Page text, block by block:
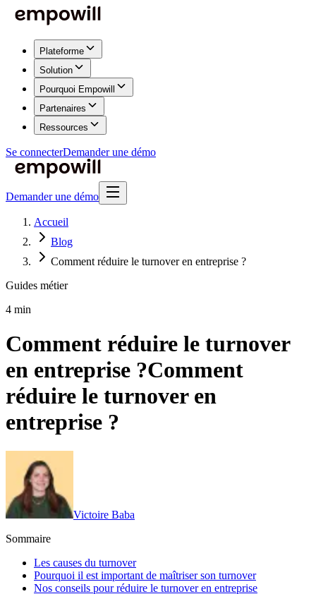
Plateforme
Solution
Pourquoi Empowill
Partenaires
Ressources
Se connecterDemander une démo
Demander une démo
Accueil
Blog
Comment réduire le turnover en entreprise ?
Guides métier
4 min
Comment réduire le turnover
en entreprise ?Comment
réduire le turnover en
entreprise ?
Victoire Baba
Sommaire
Les causes du turnover
‍Pourquoi il est important de maîtriser son turnover
Nos conseils pour réduire le turnover en entreprise